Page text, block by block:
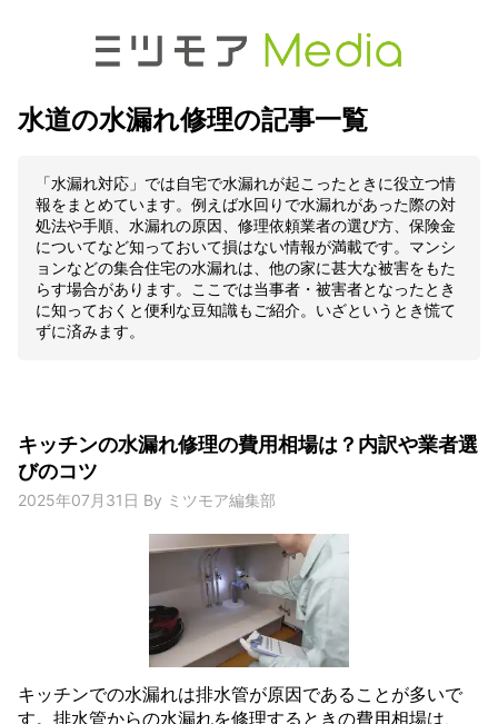
水道の水漏れ修理の記事一覧
「水漏れ対応」では自宅で水漏れが起こったときに役立つ情
報をまとめています。例えば水回りで水漏れがあった際の対
処法や手順、水漏れの原因、修理依頼業者の選び方、保険金
についてなど知っておいて損はない情報が満載です。マンシ
ョンなどの集合住宅の水漏れは、他の家に甚大な被害をもた
らす場合があります。ここでは当事者・被害者となったとき
に知っておくと便利な豆知識もご紹介。いざというとき慌て
ずに済みます。
キッチンの水漏れ修理の費用相場は？内訳や業者選
びのコツ
2025年07月31日 By ミツモア編集部
キッチンでの水漏れは排水管が原因であることが多いで
す。排水管からの水漏れを修理するときの費用相場は、